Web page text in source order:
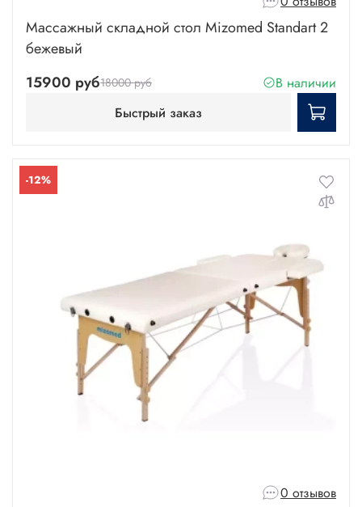
Массажный складной стол Mizomed Standart 2
бежевый
15900 руб18000 руб
В наличии
Быстрый заказ
-12%
0 отзывов